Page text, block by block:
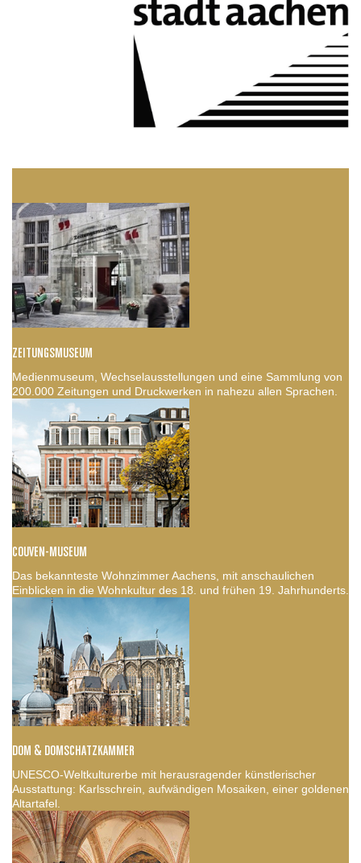
ZEITUNGSMUSEUM
Medienmuseum, Wechselausstellungen und eine Sammlung von
200.000 Zeitungen und Druckwerken in nahezu allen Sprachen.
COUVEN-MUSEUM
Das bekannteste Wohnzimmer Aachens, mit anschaulichen
Einblicken in die Wohnkultur des 18. und frühen 19. Jahrhunderts.
DOM & DOMSCHATZKAMMER
UNESCO-Weltkulturerbe mit herausragender künstlerischer
Ausstattung: Karlsschrein, aufwändigen Mosaiken, einer goldenen
Altartafel.